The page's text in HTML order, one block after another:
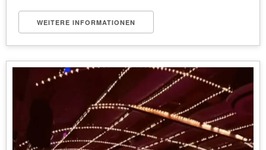
WEITERE INFORMATIONEN